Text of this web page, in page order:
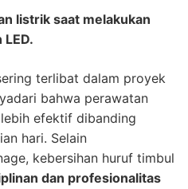
listrik saat melakukan
terlibat dalam proyek
bahwa perawatan
efektif dibanding
hari. Selain
kebersihan huruf timbul
dan profesionalitas